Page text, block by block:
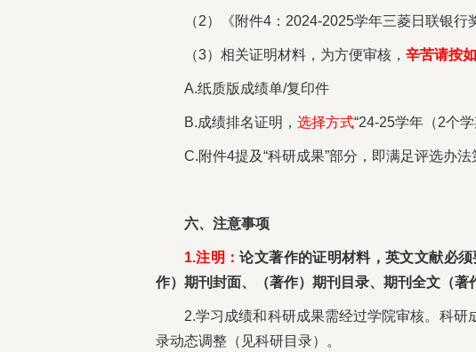
（2）《附件4：2024-2025学年三菱日联银行
（3）相关证明材料，为方便审核， 辛苦请按
A.纸质版成绩单/复印件
B.成绩排名证明， 选择方式“24-25学年（2个学
C.附件4提及“科研成果”部分，即满足评选办
六、注意事项
1.注明：论文著作的证明材料，英文文献必
作）期刊封面、（著作）期刊目录、期刊全文（著
2.学习成绩和科研成果需经过学院审核。科
录动态调整（见科研目录）。